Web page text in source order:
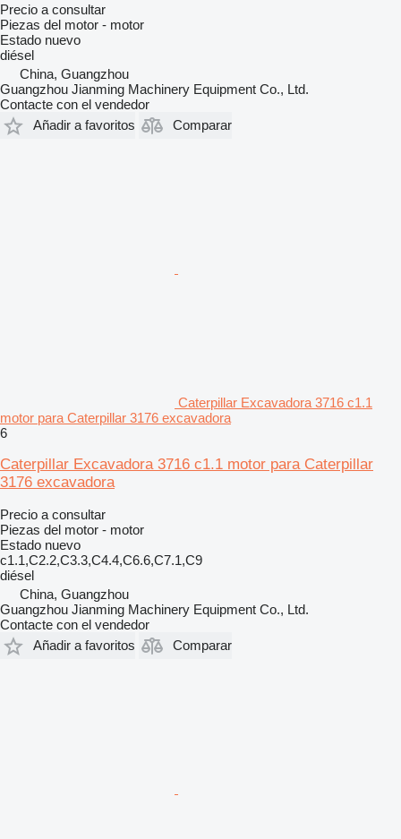
Precio a consultar
Piezas del motor - motor
Estado nuevo
diésel
China, Guangzhou
Guangzhou Jianming Machinery Equipment Co., Ltd.
Contacte con el vendedor
Añadir a favoritos
Comparar
Caterpillar Excavadora 3716 c1.1
motor para Caterpillar 3176 excavadora
6
Caterpillar Excavadora 3716 c1.1 motor para Caterpillar
3176 excavadora
Precio a consultar
Piezas del motor - motor
Estado nuevo
c1.1,C2.2,C3.3,C4.4,C6.6,C7.1,C9
diésel
China, Guangzhou
Guangzhou Jianming Machinery Equipment Co., Ltd.
Contacte con el vendedor
Añadir a favoritos
Comparar